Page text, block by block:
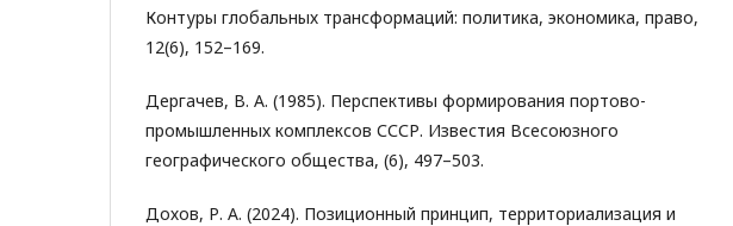
Контуры глобальных трансформаций: политика, экономика, право,
12(6), 152–169.
Дергачев, В. А. (1985). Перспективы формирования портово-
промышленных комплексов СССР. Известия Всесоюзного
географического общества, (6), 497–503.
Дохов, Р. А. (2024). Позиционный принцип, территориализация и